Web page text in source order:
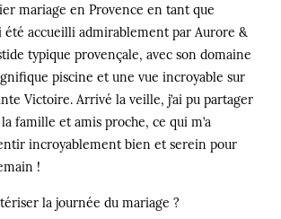
mariage en Provence en tant que
été accueilli admirablement par Aurore &
typique provençale, avec son domaine
piscine et une vue incroyable sur
Victoire. Arrivé la veille, j’ai pu partager
famille et amis proche, ce qui m’a
incroyablement bien et serein pour
!
la journée du mariage ?